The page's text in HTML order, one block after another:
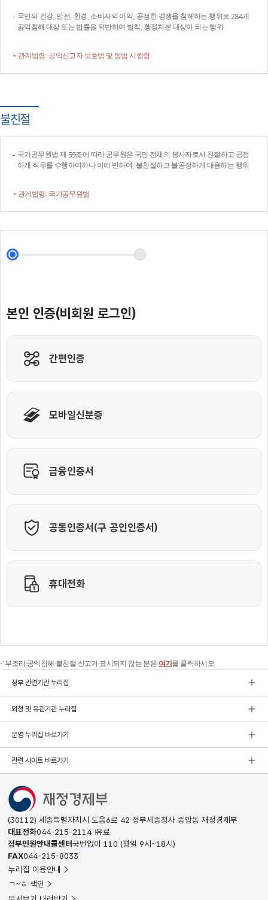
국민의 건강, 안전, 환경, 소비자의 이익, 공정한 경쟁을 침해하는 행위로 284개
공익침해 대상 또는 법률을 위반하여 벌칙, 행정처분 대상이 되는 행위
* 관계법령: 공익신고자 보호법 및 동법 시행령
불친절
국가공무원법 제 59조에 따라 공무원은 국민 전체의 봉사자로서 친절하고 공정
하게 직무를 수행하여하나 이에 반하여, 불친절하고 불공정하게 대응하는 행위
* 관계법령: 국가공무원법
부조리·공익침해·불친절 신고가 표시되지 않는 분은 여기 를 클릭하시오.
정부 관련기관 누리집
외청 및 유관기관 누리집
운영 누리집 바로가기
관련 사이트 바로가기
(30112) 세종특별자치시 도움6로 42 정부세종청사 중앙동 재정경제부
대표전화044-215-2114 유료
정부민원안내콜센터국번없이 110 (평일 9시~18시)
FAX044-215-8033
누리집 이용안내
ㄱ~ㅎ 색인